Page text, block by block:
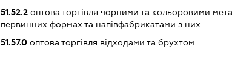
51.52.2оптова торгівля чорними та кольоровими
первинних формах та напівфабрикатами з них
51.57.0оптова торгівля відходами та брухтом